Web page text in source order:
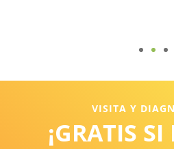
VISITA Y
¡GRATIS SI